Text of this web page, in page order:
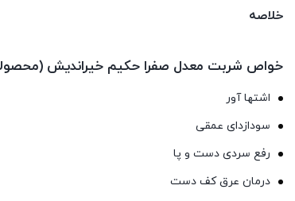
خلاصه
خواص شربت معدل صفرا حکیم خیراندیش
اشتها آور
ﺳﻮدازدای عمقی
رﻓﻊ ﺳﺮدی دﺳﺖ و ﭘﺎ
درﻣﺎن ﻋﺮق ﻛﻒ دست